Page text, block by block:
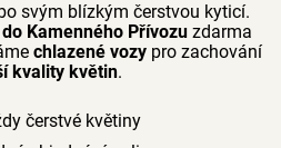
svým blízkým čerstvou kyticí.
Kamenného Přívozu zdarma
chlazené vozypro zachování
kvality květin.
čerstvé květiny